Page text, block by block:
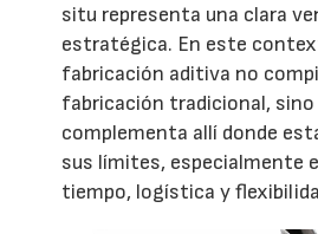
situ representa una clara
estratégica. En este
fabricación aditiva no
fabricación tradicional, sino
complementa allí donde
sus límites, especialmente
tiempo, logística y